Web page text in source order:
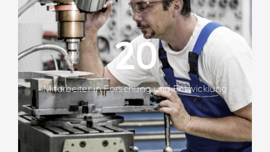
20
Mitarbeiter in Forschung und Entwicklung